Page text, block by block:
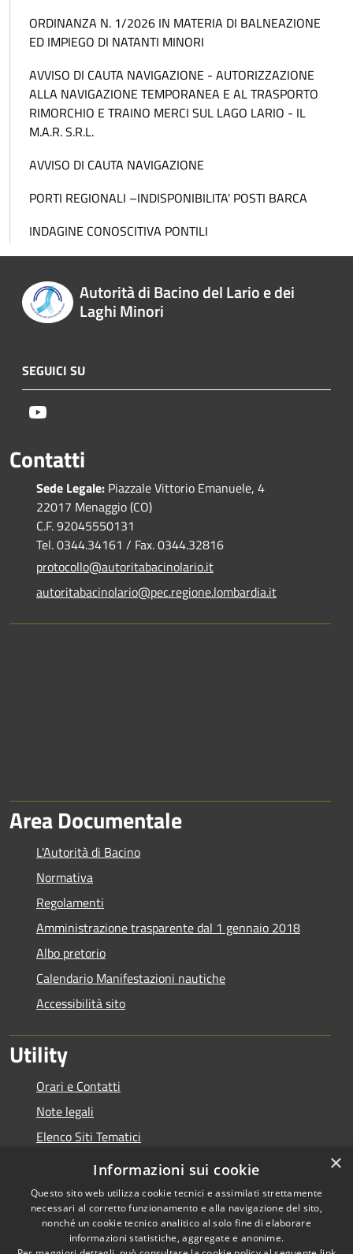
ORDINANZA N. 1/2026 IN MATERIA DI BALNEAZIONE
ED IMPIEGO DI NATANTI MINORI
AVVISO DI CAUTA NAVIGAZIONE - AUTORIZZAZIONE
ALLA NAVIGAZIONE TEMPORANEA E AL TRASPORTO
RIMORCHIO E TRAINO MERCI SUL LAGO LARIO - IL
M.A.R. S.R.L.
AVVISO DI CAUTA NAVIGAZIONE
PORTI REGIONALI –INDISPONIBILITA' POSTI BARCA
INDAGINE CONOSCITIVA PONTILI
Autorità di Bacino del Lario e dei
Laghi Minori
SEGUICI SU
Contatti
Sede Legale: Piazzale Vittorio Emanuele, 4
22017 Menaggio (CO)
C.F. 92045550131
Tel. 0344.34161 / Fax. 0344.32816
protocollo@autoritabacinolario.it
autoritabacinolario@pec.regione.lombardia.it
Area Documentale
L'Autorità di Bacino
Normativa
Regolamenti
Amministrazione trasparente dal 1 gennaio 2018
Albo pretorio
Calendario Manifestazioni nautiche
Accessibilità sito
Utility
Orari e Contatti
Note legali
Elenco Siti Tematici
Copyright © 2026 • Autorità di
×
Informazioni sui cookie
Questo sito web utilizza cookie tecnici e assimilati strettamente
necessari al corretto funzionamento e alla navigazione del sito,
nonché un cookie tecnico analitico al solo fine di elaborare
informazioni statistiche, aggregate e anonime.